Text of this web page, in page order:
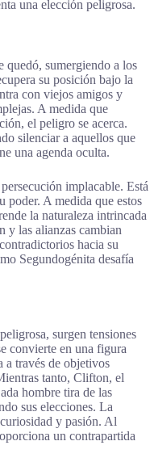
una elección peligrosa.
quedó, sumergiendo a los
su posición bajo la
con viejos amigos y
A medida que
el peligro se acerca.
silenciar a aquellos que
una agenda oculta.
implacable. Está
poder. A medida que estos
la naturaleza intrincada
y las alianzas cambian
hacia su
Segundogénita desafía
surgen tensiones
convierte en una figura
a través de objetivos
tanto, Clifton, el
hombre tira de las
sus elecciones. La
y pasión. Al
un contrapartida